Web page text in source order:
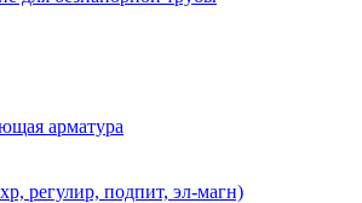
арматура
регулир, подпит, эл-магн)